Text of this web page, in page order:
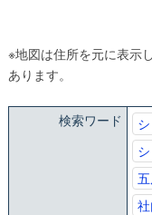
※地図は住所を元に表示
あります。
検索ワード